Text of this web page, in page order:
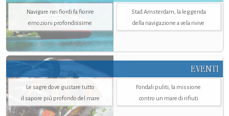
Navigare nei fiordi fa fiorire
emozioni profondissime
Stad Amsterdam, la leggenda
della navigazione a vela rivive
EVENTI
Le sagre dove gustare tutto
il sapore più profondo del mare
Fondali puliti, la missione
contro un mare di rifiuti